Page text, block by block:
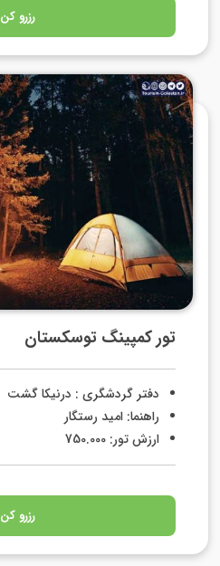
رزرو کن
تور کمپینگ توسکستان
دفتر گردشگری : درنیکا گشت
راهنما: امید رستگار
ارزش تور: 750.000
رزرو کن